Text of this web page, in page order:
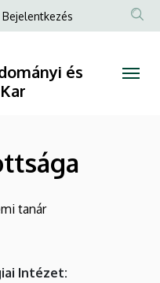
Anonim
fiók
Bejelentkezés
és
tanár
Intézet: